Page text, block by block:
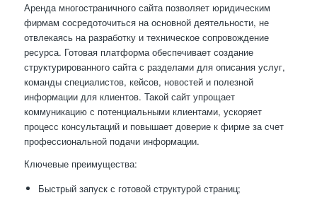
Аренда многостраничного сайта позволяет юридическим
фирмам сосредоточиться на основной деятельности, не
отвлекаясь на разработку и техническое сопровождение
ресурса. Готовая платформа обеспечивает создание
структурированного сайта с разделами для описания услуг,
команды специалистов, кейсов, новостей и полезной
информации для клиентов. Такой сайт упрощает
коммуникацию с потенциальными клиентами, ускоряет
процесс консультаций и повышает доверие к фирме за счет
профессиональной подачи информации.
Ключевые преимущества:
Быстрый запуск с готовой структурой страниц;